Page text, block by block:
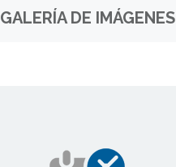
GALERÍA DE IMÁGENES